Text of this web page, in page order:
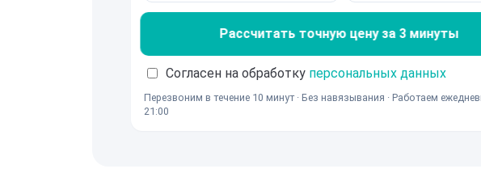
Рассчитать точную цену за 3 минуты
Согласен на обработку персональных данных
Перезвоним в течение 10 минут · Без навязывания · Работаем
21:00